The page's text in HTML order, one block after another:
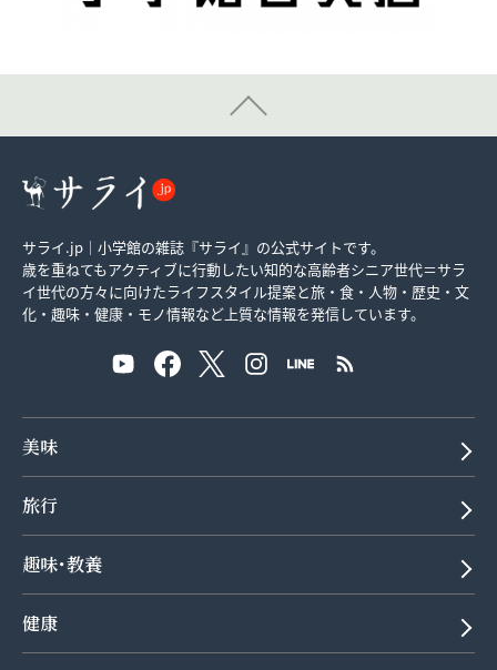
サライ.jp｜小学館の雑誌『サライ』の公式サイトです。
歳を重ねてもアクティブに行動したい知的な高齢者シニア世代＝サラ
イ世代の方々に向けたライフスタイル提案と旅・食・人物・歴史・文
化・趣味・健康・モノ情報など上質な情報を発信しています。
美味
旅行
趣味･教養
健康